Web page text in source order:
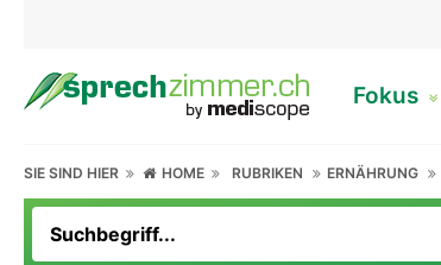
Fokus
SIE SIND HIER HOME RUBRIKEN ERNÄHRUNG